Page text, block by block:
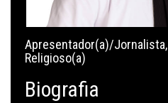
Apresentador(a)/Jornalista,
Religioso(a)
Biografia